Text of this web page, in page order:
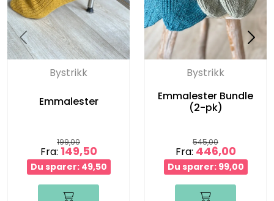
Bystrikk
Emmalester
199,00
Fra: 149,50
Du sparer: 49,50
Bystrikk
Emmalester Bundle
(2-pk)
545,00
Fra: 446,00
Du sparer: 99,00